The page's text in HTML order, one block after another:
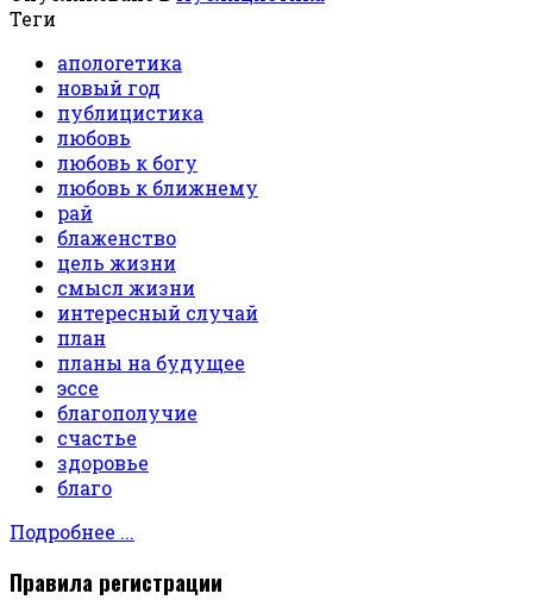
Теги
апологетика
новый год
публицистика
любовь
любовь к богу
любовь к ближнему
рай
блаженство
цель жизни
смысл жизни
интересный случай
план
планы на будущее
эссе
благополучие
счастье
здоровье
благо
Подробнее ...
Правила регистрации